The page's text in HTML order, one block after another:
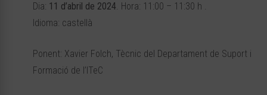
Dia: 11 d’abril de 2024. Hora: 11:00 – 11:30 h .
Idioma: castellà
Ponent: Xavier Folch, Tècnic del Departament de Suport i
Formació de l’ITeC